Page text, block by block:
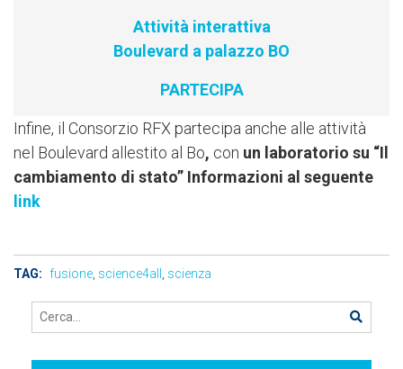
Attività interattiva
Boulevard a palazzo BO
PARTECIPA
Infine, il Consorzio RFX partecipa anche alle attività
nel Boulevard allestito al Bo, con un laboratorio su “Il
cambiamento di stato” Informazioni al seguente
link
TAG: fusione science4all scienza